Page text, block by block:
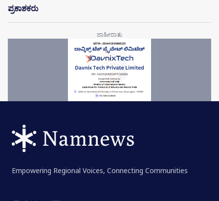
ಪ್ರಕಾಶಕರು
Empowering Regional Voices, Connecting Communities